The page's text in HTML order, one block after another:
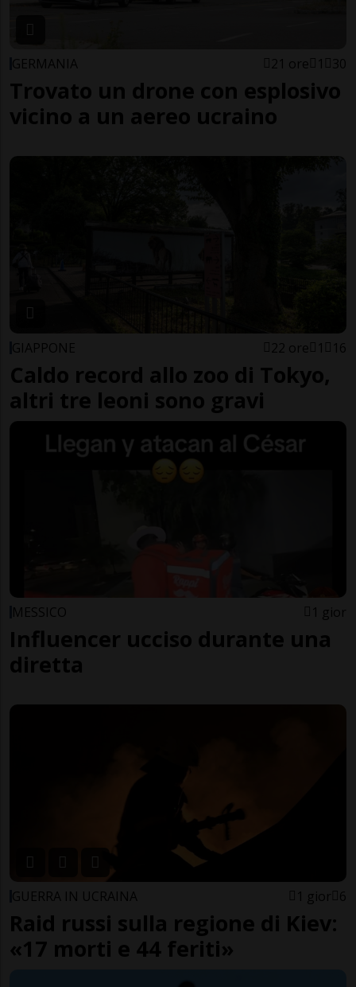
GERMANIA 21 ore 1 30
Trovato un drone con esplosivo
vicino a un aereo ucraino
GIAPPONE 22 ore 1 16
Caldo record allo zoo di Tokyo,
altri tre leoni sono gravi
MESSICO 1 gior
Influencer ucciso durante una
diretta
GUERRA IN UCRAINA 1 gior 6
Raid russi sulla regione di Kiev:
«17 morti e 44 feriti»